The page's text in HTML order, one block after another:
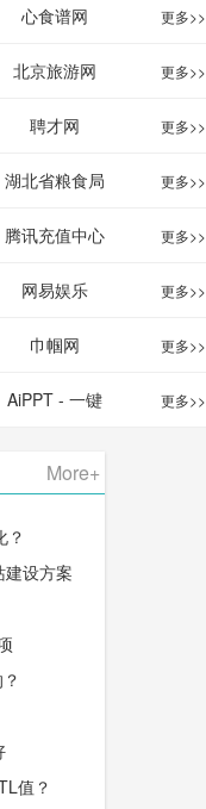
心食谱网 更多>>
北京旅游网 更多>>
聘才网 更多>>
湖北省粮食局 更多>>
腾讯充值中心 更多>>
网易娱乐 更多>>
巾帼网 更多>>
AiPPT - 一键 更多>>
More+
？
设方案
值？